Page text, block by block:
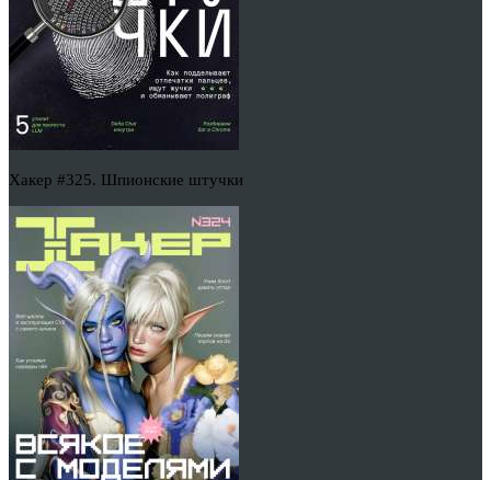
Хакер #325. Шпионские штучки